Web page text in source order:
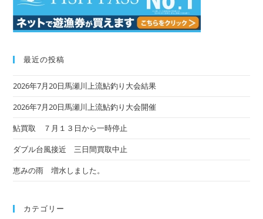
最近の投稿
2026年7月20日馬瀬川上流鮎釣り大会結果
2026年7月20日馬瀬川上流鮎釣り大会開催
鮎買取 ７月１３日から一時停止
ダブル台風接近 三日間買取中止
恵みの雨 増水しました。
カテゴリー